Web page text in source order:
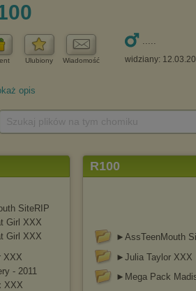
Ulubiony Wiadomość
.....
widziany:
opis
SiteRIP
Girl XXX
Girl XXX
XXX
- 2011
XXX
R100
►AssTeenMouth
►Julia Taylor XXX
►Mega Pack